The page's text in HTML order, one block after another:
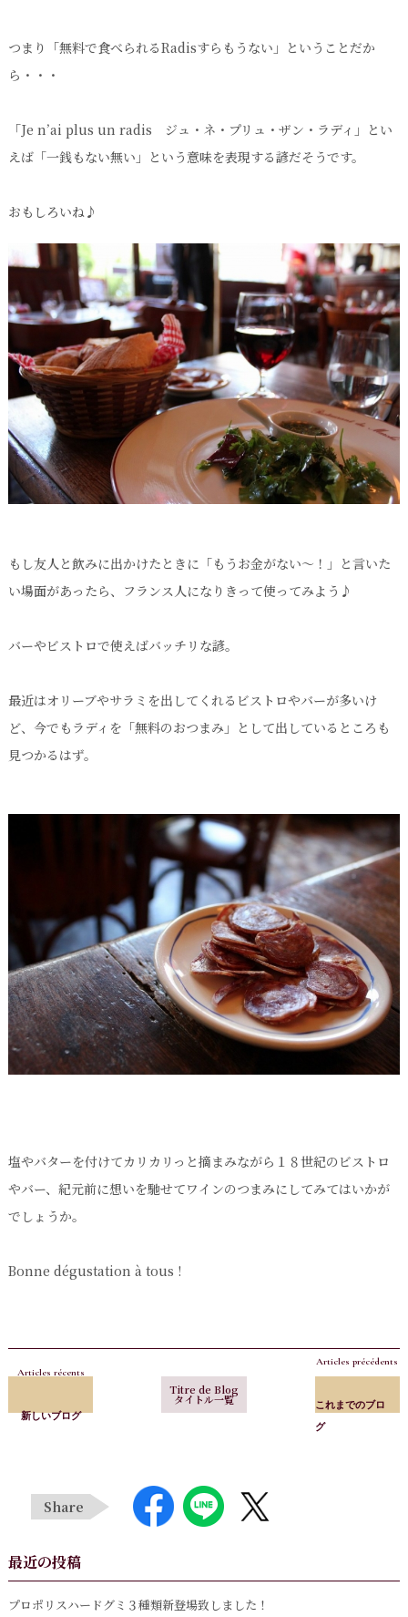
つまり「無料で食べられるRadisすらもうない」ということだか
ら・・・
「Je n’ai plus un radis ジュ・ネ・プリュ・ザン・ラディ」とい
えば「一銭もない無い」という意味を表現する諺だそうです。
おもしろいね♪
もし友人と飲みに出かけたときに「もうお金がない～！」と言いた
い場面があったら、フランス人になりきって使ってみよう♪
バーやビストロで使えばバッチリな諺。
最近はオリーブやサラミを出してくれるビストロやバーが多いけ
ど、今でもラディを「無料のおつまみ」として出しているところも
見つかるはず。
塩やバターを付けてカリカリっと摘まみながら１８世紀のビストロ
やバー、紀元前に想いを馳せてワインのつまみにしてみてはいかが
でしょうか。
Bonne dégustation à tous !
Articles récents
新しいブログ
Titre de Blog
タイトル一覧
Articles précédents
これまでのブロ
グ
Share
最近の投稿
プロポリスハードグミ３種類新登場致しました！